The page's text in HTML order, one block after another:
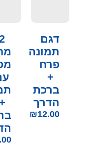
דגם
תמונה
פרח
+
ברכת
הדרך
₪12.00
+